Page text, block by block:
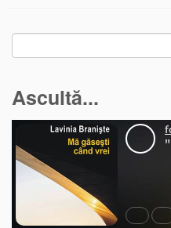
Caută
după:
Ascultă...